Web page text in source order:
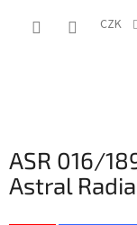
CZK
ASR 016/
Astral